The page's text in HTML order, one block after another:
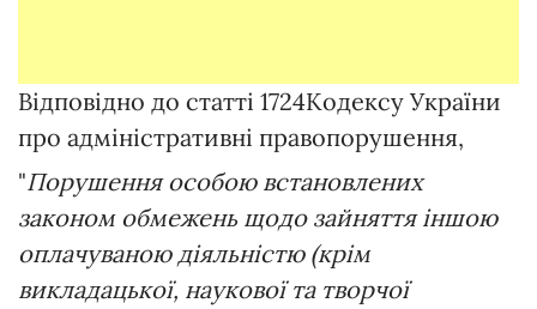
Відповідно до статті 1724Кодексу України
про адміністративні правопорушення,
"Порушення особою встановлених
законом обмежень щодо зайняття іншою
оплачуваною діяльністю (крім
викладацької, наукової та творчої